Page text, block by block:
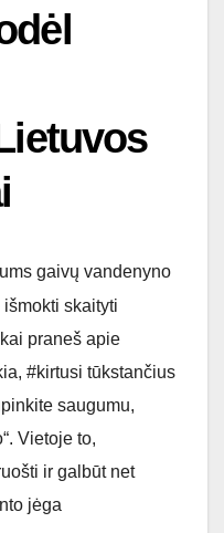
gaivų vandenyno
skaityti
praneš apie
, #kirtusi tūkstančius
saugumu,
Vietoje to,
ir galbūt net
jėga